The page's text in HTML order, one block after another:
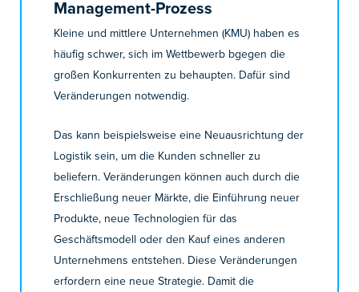
Management-Prozess
Kleine und mittlere Unternehmen (KMU) haben es
häufig schwer, sich im Wettbewerb bgegen die
großen Konkurrenten zu behaupten. Dafür sind
Veränderungen notwendig.
Das kann beispielsweise eine Neuausrichtung der
Logistik sein, um die Kunden schneller zu
beliefern. Veränderungen können auch durch die
Erschließung neuer Märkte, die Einführung neuer
Produkte, neue Technologien für das
Geschäftsmodell oder den Kauf eines anderen
Unternehmens entstehen. Diese Veränderungen
erfordern eine neue Strategie. Damit die